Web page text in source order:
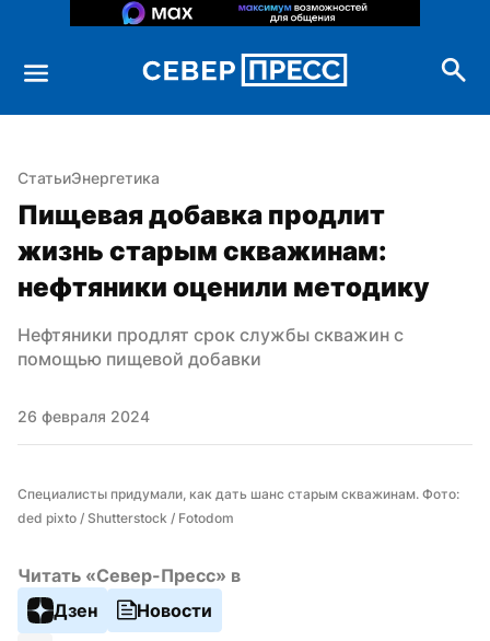
СтатьиЭнергетика
Пищевая добавка продлит
жизнь старым скважинам:
нефтяники оценили методику
Нефтяники продлят срок службы скважин с
помощью пищевой добавки
26 февраля 2024
Специалисты придумали, как дать шанс старым скважинам. Фото:
ded pixto / Shutterstock / Fotodom
Читать «Север-Пресс» в
Дзен
Новости